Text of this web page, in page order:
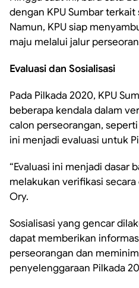
dengan KPU Sumbar
Namun, KPU siap
maju melalui jalur
Evaluasi dan Sosialisasi
Pada Pilkada 2020, KPU
beberapa kendala dalam
calon perseorangan,
ini menjadi evaluasi untuk
“Evaluasi ini menjadi dasar
melakukan verifikasi
Ory.
Sosialisasi yang gencar
dapat memberikan
perseorangan dan
penyelenggaraan Pilkada